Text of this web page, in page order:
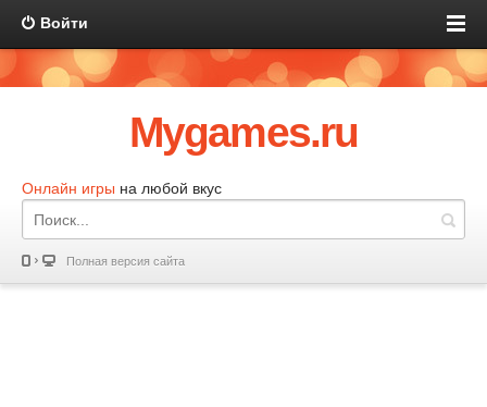
Войти
Mygames.ru
Онлайн игры на любой вкус
Полная версия сайта